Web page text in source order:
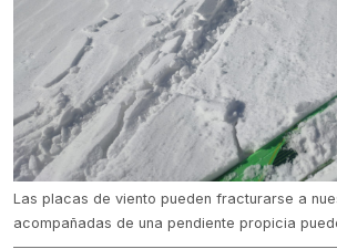
Las placas de viento pueden fracturarse a
acompañadas de una pendiente propicia